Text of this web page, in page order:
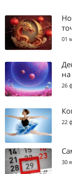
01
26
22
30